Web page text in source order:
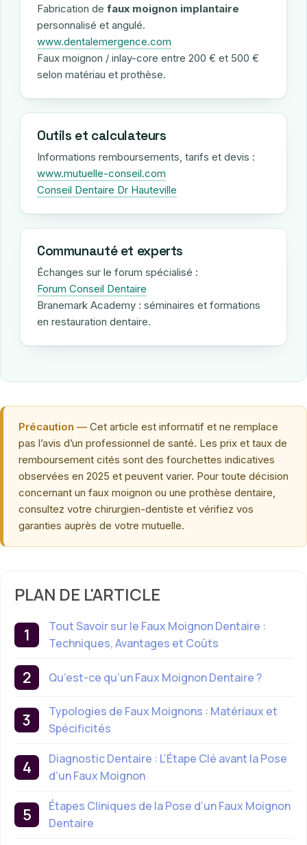
Fabrication de faux moignon implantaire
personnalisé et angulé.
www.dentalemergence.com
Faux moignon / inlay-core entre 200 € et 500 €
selon matériau et prothèse.
Outils et calculateurs
Informations remboursements, tarifs et devis :
www.mutuelle-conseil.com
Conseil Dentaire Dr Hauteville
Communauté et experts
Échanges sur le forum spécialisé :
Forum Conseil Dentaire
Branemark Academy : séminaires et formations
en restauration dentaire.
Précaution — Cet article est informatif et ne remplace
pas l’avis d’un professionnel de santé. Les prix et taux de
remboursement cités sont des fourchettes indicatives
observées en 2025 et peuvent varier. Pour toute décision
concernant un faux moignon ou une prothèse dentaire,
consultez votre chirurgien-dentiste et vérifiez vos
garanties auprès de votre mutuelle.
PLAN DE L'ARTICLE
Tout Savoir sur le Faux Moignon Dentaire :
Techniques, Avantages et Coûts
Qu’est-ce qu’un Faux Moignon Dentaire ?
Typologies de Faux Moignons : Matériaux et
Spécificités
Diagnostic Dentaire : L’Étape Clé avant la Pose
d’un Faux Moignon
Étapes Cliniques de la Pose d’un Faux Moignon
Dentaire